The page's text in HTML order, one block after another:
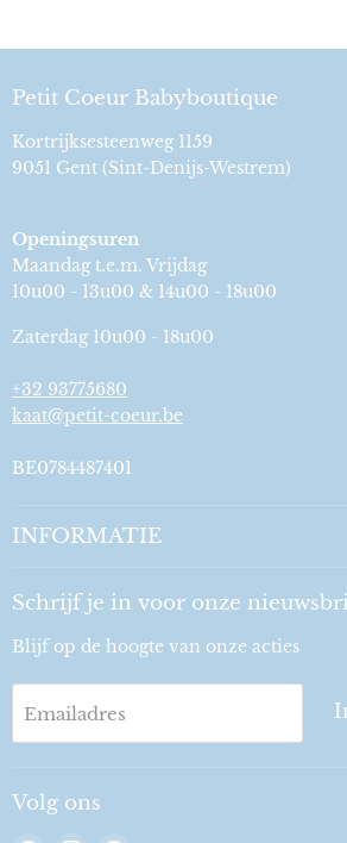
Petit Coeur Babyboutique
Kortrijksesteenweg 1159
9051 Gent (Sint-Denijs-Westrem)
Openingsuren
Maandag t.e.m. Vrijdag
10u00 - 13u00 & 14u00 - 18u00
Zaterdag 10u00 - 18u00
+32 93775680
kaat@petit-coeur.be
BE0784487401
INFORMATIE
Schrijf je in voor onze
Blijf op de hoogte van onze acties
Emailadres
Volg ons